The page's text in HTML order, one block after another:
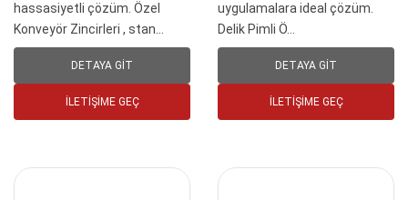
hassasiyetli çözüm. Özel
Konveyör Zincirleri , stan...
DETAYA GIT
İLETIŞIME GEÇ
uygulamalara ideal çözüm.
Delik Pimli Ö...
DETAYA GIT
İLETIŞIME GEÇ